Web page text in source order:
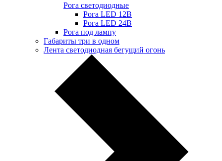
Рога светодиодные
Рога LED 12В
Рога LED 24В
Рога под лампу
Габариты три в одном
Лента светодиодная бегущий огонь